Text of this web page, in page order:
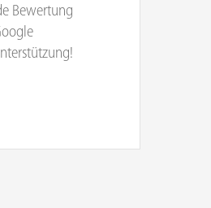
Bewertung